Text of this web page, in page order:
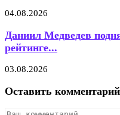
04.08.2026
Даниил Медведев
рейтинге...
03.08.2026
Оставить комментарий